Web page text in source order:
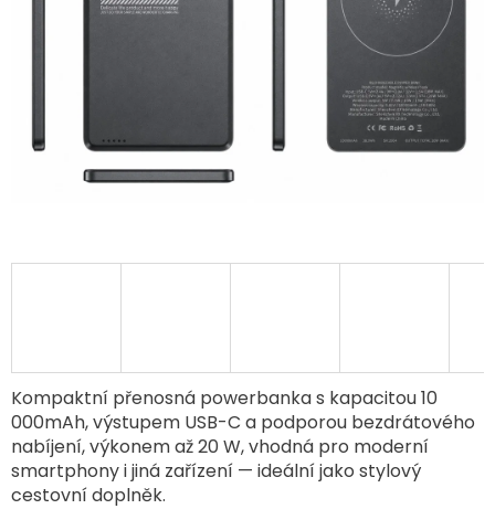
Kompaktní přenosná powerbanka s kapacitou 10
000mAh, výstupem USB-C a podporou bezdrátového
nabíjení, výkonem až 20 W, vhodná pro moderní
smartphony i jiná zařízení — ideální jako stylový
cestovní doplněk.